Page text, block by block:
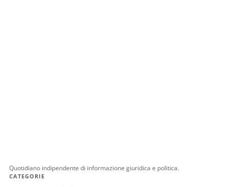
Quotidiano indipendente di informazione giuridica e politica.
CATEGORIE